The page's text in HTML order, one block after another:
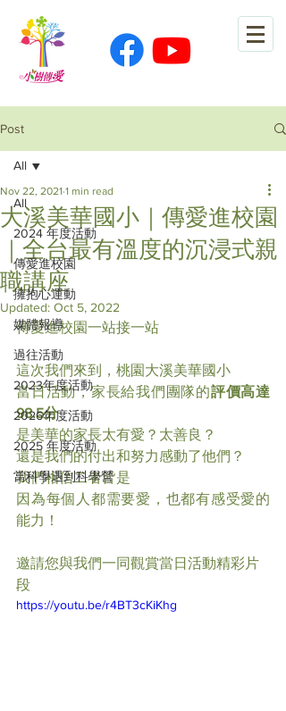
Post
All
2024 年度活動
傳愛進校園
擁抱心運動
媒體報導
過往活動
2023年度活動
2026年度活動
2025 年度活動
當科學遇到科學營
All
大溪美華國小｜傳愛進校園
｜全台最有溫度的沉浸式親
職講座
Nov 22, 2021 1 min read
Updated: Oct 5, 2022
傳愛進校園一站接一站
這次我們來到，桃園大溪美華國小
當日活動，家長給我們團隊的評價高達
98.5分
是美華的家長太有愛？太善良？
還是我們的付出和努力感動了他們？
我們相信二者皆是
因為每個人都需要愛，也都有感受愛的
能力！
邀請您與我們一同觀賞當日活動精彩片
段
https://youtu.be/r4BT3cKiKhg